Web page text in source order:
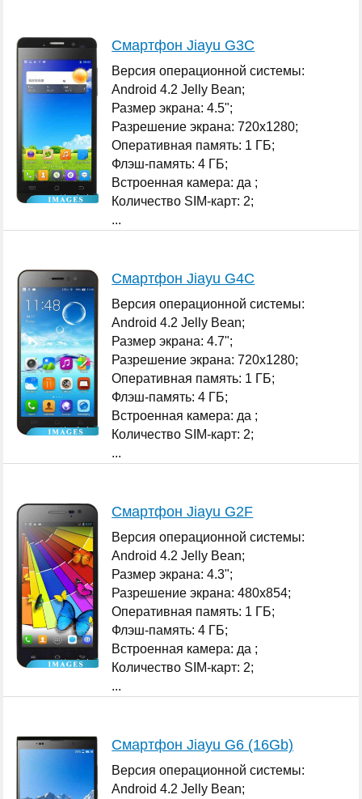
Смартфон Jiayu G3C
Версия операционной системы:
Android 4.2 Jelly Bean;
Размер экрана: 4.5";
Разрешение экрана: 720x1280;
Оперативная память: 1 ГБ;
Флэш-память: 4 ГБ;
Встроенная камера: да ;
Количество SIM-карт: 2;
...
Смартфон Jiayu G4C
Версия операционной системы:
Android 4.2 Jelly Bean;
Размер экрана: 4.7";
Разрешение экрана: 720x1280;
Оперативная память: 1 ГБ;
Флэш-память: 4 ГБ;
Встроенная камера: да ;
Количество SIM-карт: 2;
...
Смартфон Jiayu G2F
Версия операционной системы:
Android 4.2 Jelly Bean;
Размер экрана: 4.3";
Разрешение экрана: 480x854;
Оперативная память: 1 ГБ;
Флэш-память: 4 ГБ;
Встроенная камера: да ;
Количество SIM-карт: 2;
...
Смартфон Jiayu G6 (16Gb)
Версия операционной системы:
Android 4.2 Jelly Bean;